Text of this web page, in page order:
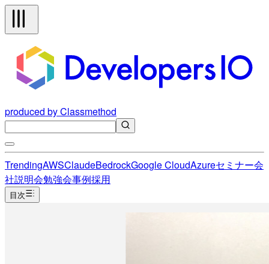
produced by Classmethod
TrendingAWSClaudeBedrockGoogle CloudAzureセミナー会
社説明会勉強会事例採用
目次